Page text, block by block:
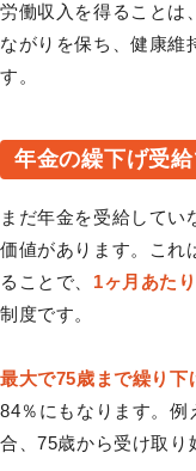
労働収入を得ることは
ながりを保ち、健康維
す。
年金の繰下げ受
まだ年金を受給してい
価値があります。これ
ることで、 1ヶ月あた
制度です。
最大で75歳まで繰り下
84％にもなります。例
合、75歳から受け取り